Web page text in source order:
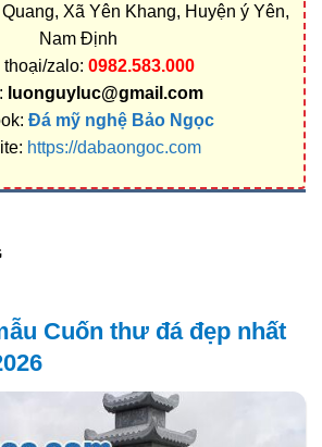
Xã Yên Khang, Huyện ý Yên,
Nam Định
zalo: 0982.583.000
luonguyluc@gmail.com
Đá mỹ nghệ Bảo Ngọc
https://dabaongoc.com
Cuốn thư đá đẹp nhất